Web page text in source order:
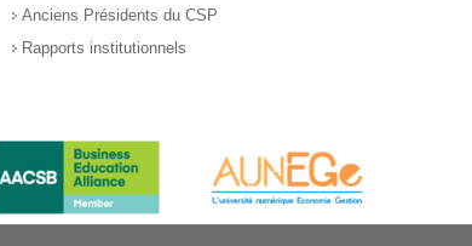
Anciens Présidents du CSP
Rapports institutionnels